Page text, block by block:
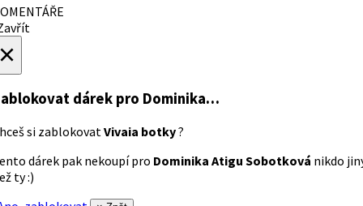
dárek pro Dominika…
si zablokovatVivaia botky?
dárek pak nekoupí pro Dominika Atigu Sobotková nikdo
ty :)